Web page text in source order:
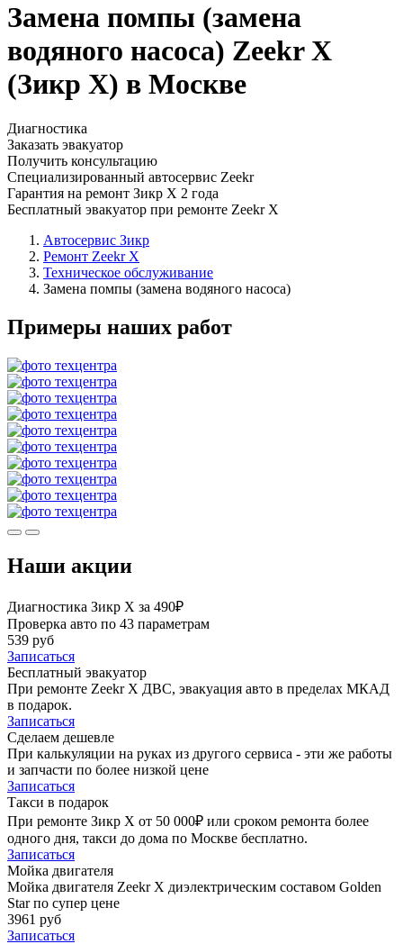
Замена помпы (замена
водяного насоса) Zeekr X
(Зикр Х) в Москве
Диагностика
Заказать эвакуатор
Получить консультацию
Специализированный автосервис Zeekr
Гарантия на ремонт Зикр Х 2 года
Бесплатный эвакуатор при ремонте Zeekr X
Автосервис Зикр
Ремонт Zeekr X
Техническое обслуживание
Замена помпы (замена водяного насоса)
Примеры наших работ
Наши акции
Диагностика Зикр Х за 490₽
Проверка авто по 43 параметрам
539 руб
Записаться
Бесплатный эвакуатор
При ремонте Zeekr X ДВС, эвакуация авто в пределах МКАД
в подарок.
Записаться
Сделаем дешевле
При калькуляции на руках из другого сервиса - эти же работы
и запчасти по более низкой цене
Записаться
Такси в подарок
При ремонте Зикр Х от 50 000₽ или сроком ремонта более
одного дня, такси до дома по Москве бесплатно.
Записаться
Мойка двигателя
Мойка двигателя Zeekr X диэлектрическим составом Golden
Star по супер цене
3961 руб
Записаться